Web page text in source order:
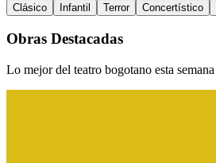
Clásico
Infantil Terror Concertístico
Obras Destacadas
Lo mejor del teatro bogotano esta semana